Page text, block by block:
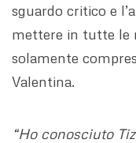
sguardo critico e
mettere in tutte le
solamente
Valentina.
“Ho conosciuto